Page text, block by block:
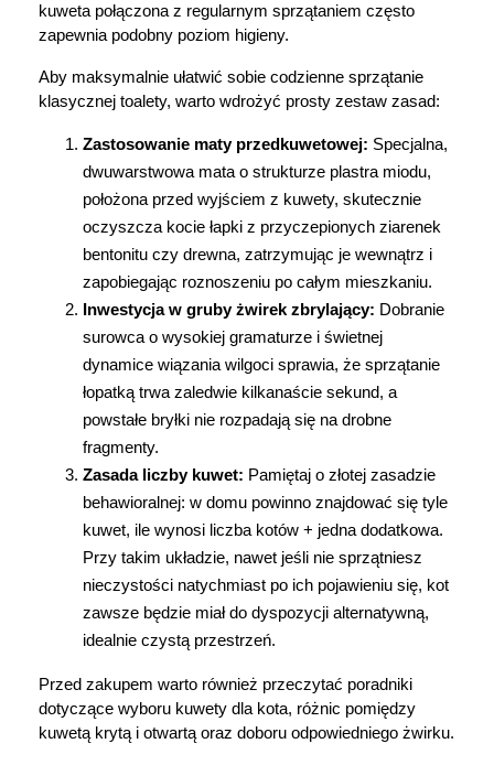
kuweta połączona z regularnym sprzątaniem często
zapewnia podobny poziom higieny.
Aby maksymalnie ułatwić sobie codzienne sprzątanie
klasycznej toalety, warto wdrożyć prosty zestaw zasad:
Zastosowanie maty przedkuwetowej: Specjalna,
dwuwarstwowa mata o strukturze plastra miodu,
położona przed wyjściem z kuwety, skutecznie
oczyszcza kocie łapki z przyczepionych ziarenek
bentonitu czy drewna, zatrzymując je wewnątrz i
zapobiegając roznoszeniu po całym mieszkaniu.
Inwestycja w gruby żwirek zbrylający: Dobranie
surowca o wysokiej gramaturze i świetnej
dynamice wiązania wilgoci sprawia, że sprzątanie
łopatką trwa zaledwie kilkanaście sekund, a
powstałe bryłki nie rozpadają się na drobne
fragmenty.
Zasada liczby kuwet: Pamiętaj o złotej zasadzie
behawioralnej: w domu powinno znajdować się tyle
kuwet, ile wynosi liczba kotów + jedna dodatkowa.
Przy takim układzie, nawet jeśli nie sprzątniesz
nieczystości natychmiast po ich pojawieniu się, kot
zawsze będzie miał do dyspozycji alternatywną,
idealnie czystą przestrzeń.
Przed zakupem warto również przeczytać poradniki
dotyczące wyboru kuwety dla kota, różnic pomiędzy
kuwetą krytą i otwartą oraz doboru odpowiedniego żwirku.